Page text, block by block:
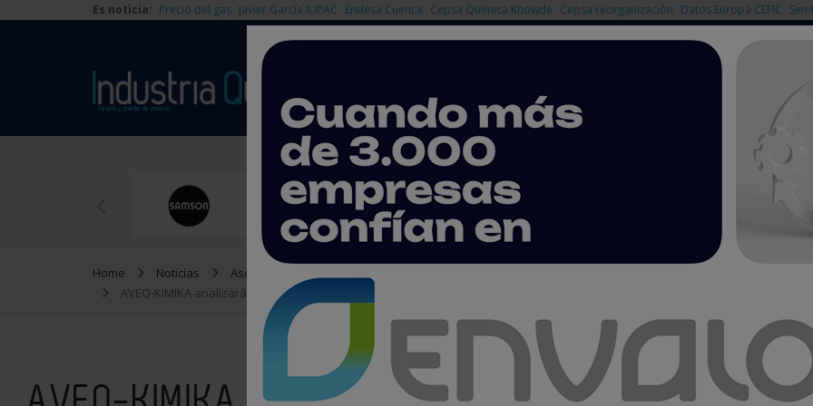
Es noticia: Precio del gas Javier García IUPAC Endesa Cuenca Cepsa Química Knowde Cepsa reorganización Datos Europa CEFIC
Home Noticias
Asociaciones
AVEQ-KIMIKA analizará en Bilbao el futuro de las inversiones industriales en Euskadi